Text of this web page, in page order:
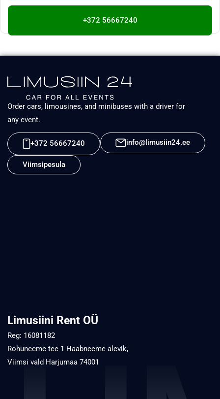
+372 56667240
Order cars, limousines, and minibuses with a driver for
any event.
+372 56667240 info@limusiin24.ee
Viimsipesula
Limusiini Rent OÜ
Reg: 16081182
Rohuneeme tee 1 Haabneeme alevik,
Viimsi vald Harjumaa 74001